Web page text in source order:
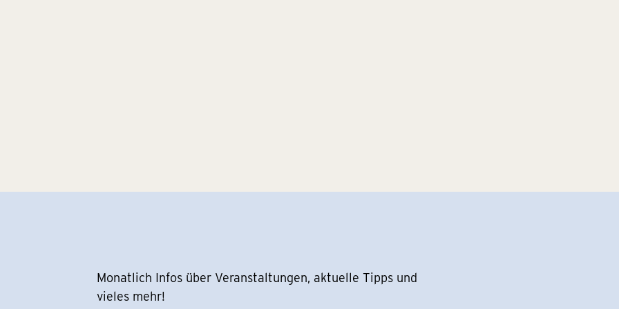
Monatlich Infos über Veranstaltungen, aktuelle Tipps und
vieles mehr!